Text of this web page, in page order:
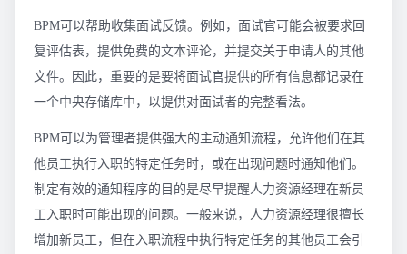
BPM可以帮助收集面试反馈。例如，面试官可能会被要求回
复评估表，提供免费的文本评论，并提交关于申请人的其他
文件。因此，重要的是要将面试官提供的所有信息都记录在
一个中央存储库中，以提供对面试者的完整看法。
BPM可以为管理者提供强大的主动通知流程，允许他们在其
他员工执行入职的特定任务时，或在出现问题时通知他们。
制定有效的通知程序的目的是尽早提醒人力资源经理在新员
工入职时可能出现的问题。一般来说，人力资源经理很擅长
增加新员工，但在入职流程中执行特定任务的其他员工会引